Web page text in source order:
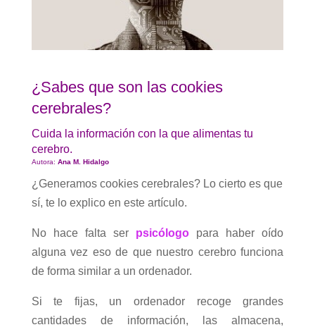
¿Sabes que son las cookies
cerebrales?
Cuida la información con la que alimentas tu
cerebro.
Autora: Ana M. Hidalgo
¿Generamos cookies cerebrales? Lo cierto es que
sí, te lo explico en este artículo.
No hace falta ser psicólogo
para haber oído
alguna vez eso de que nuestro cerebro funciona
de forma similar a un ordenador.
Si te fijas, un ordenador recoge grandes
cantidades de información, las almacena,